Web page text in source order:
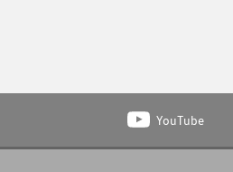
YouTube